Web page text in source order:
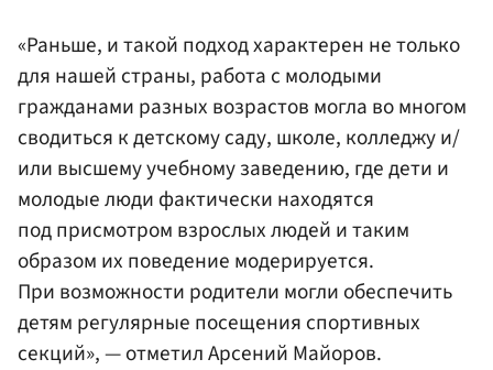
«Раньше, и такой подход характерен не только
для нашей страны, работа с молодыми
гражданами разных возрастов могла во многом
сводиться к детскому саду, школе, колледжу и/
или высшему учебному заведению, где дети и
молодые люди фактически находятся
под присмотром взрослых людей и таким
образом их поведение модерируется.
При возможности родители могли обеспечить
детям регулярные посещения спортивных
секций», — отметил Арсений Майоров.